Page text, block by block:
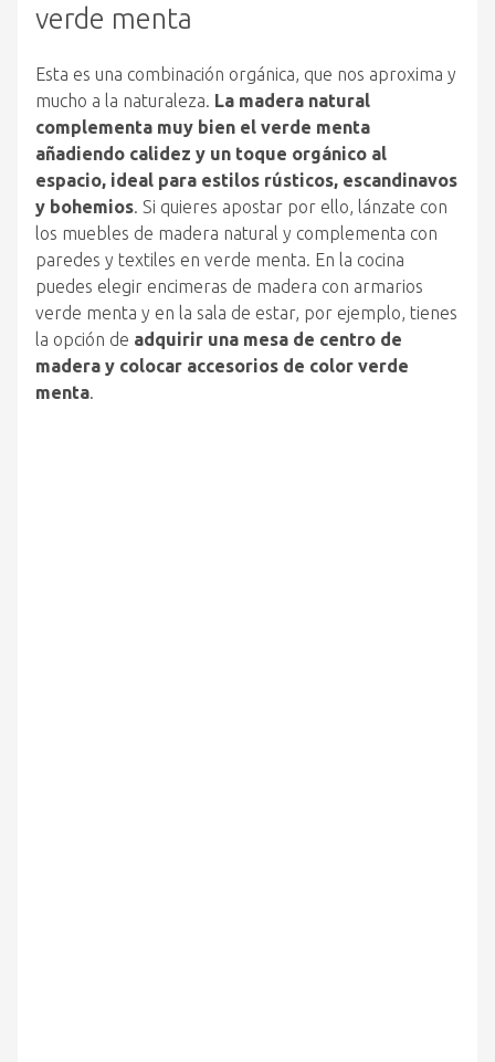
verde menta
Esta es una combinación orgánica, que nos aproxima y
mucho a la naturaleza. La madera natural
complementa muy bien el verde menta
añadiendo calidez y un toque orgánico al
espacio, ideal para estilos rústicos, escandinavos
y bohemios. Si quieres apostar por ello, lánzate con
los muebles de madera natural y complementa con
paredes y textiles en verde menta. En la cocina
puedes elegir encimeras de madera con armarios
verde menta y en la sala de estar, por ejemplo, tienes
la opción de adquirir una mesa de centro de
madera y colocar accesorios de color verde
menta.